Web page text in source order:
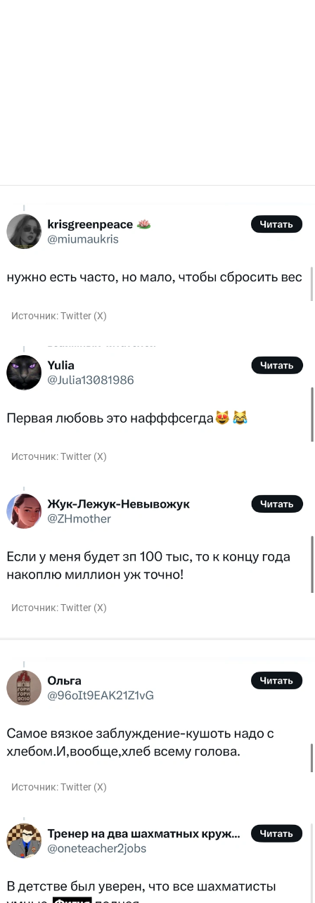
Источник:Twitter (X)
Источник:Twitter (X)
Источник:Twitter (X)
Источник:Twitter (X)